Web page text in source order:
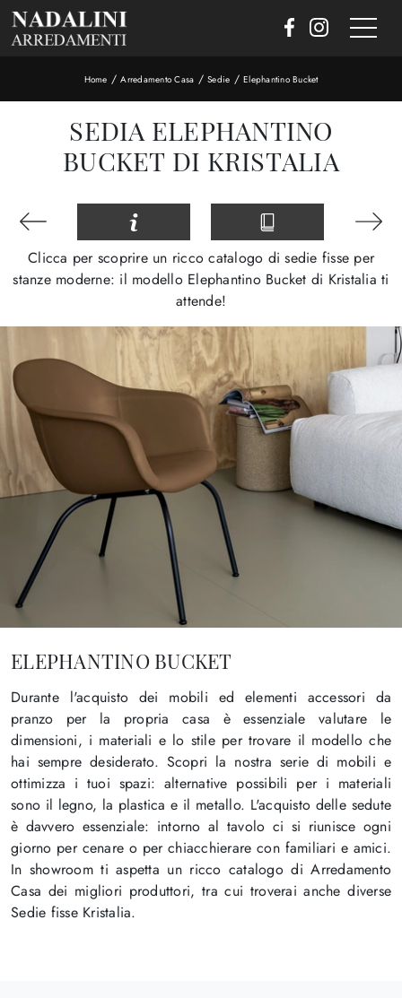
Home /Arredamento Casa / Sedie / Elephantino Bucket
SEDIA ELEPHANTINO
BUCKET DI KRISTALIA
Clicca per scoprire un ricco catalogo di sedie fisse per
stanze moderne: il modello Elephantino Bucket di Kristalia ti
attende!
ELEPHANTINO BUCKET
Durante l'acquisto dei mobili ed elementi accessori da
pranzo per la propria casa è essenziale valutare le
dimensioni, i materiali e lo stile per trovare il modello che
hai sempre desiderato. Scopri la nostra serie di mobili e
ottimizza i tuoi spazi: alternative possibili per i materiali
sono il legno, la plastica e il metallo. L'acquisto delle sedute
è davvero essenziale: intorno al tavolo ci si riunisce ogni
giorno per cenare o per chiacchierare con familiari e amici.
In showroom ti aspetta un ricco catalogo di Arredamento
Casa dei migliori produttori, tra cui troverai anche diverse
Sedie fisse Kristalia.